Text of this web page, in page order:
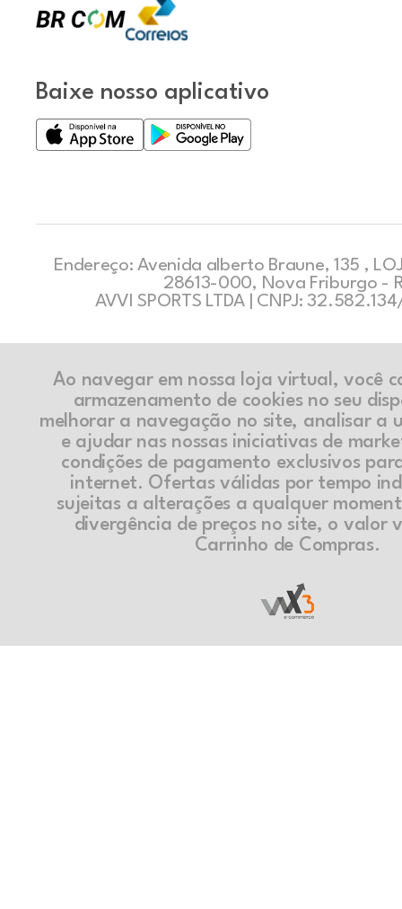
Baixe nosso aplicativo
Endereço: Avenida alberto Braune, 135 ,
28613-000, Nova Friburgo -
AVVI SPORTS LTDA | CNPJ:
Ao navegar em nossa loja virtual, você
armazenamento de cookies no seu
melhorar a navegação no site, analisar a
e ajudar nas nossas iniciativas de
condições de pagamento exclusivos
internet. Ofertas válidas por tempo
sujeitas a alterações a qualquer
divergência de preços no site, o valor
Carrinho de Compras.